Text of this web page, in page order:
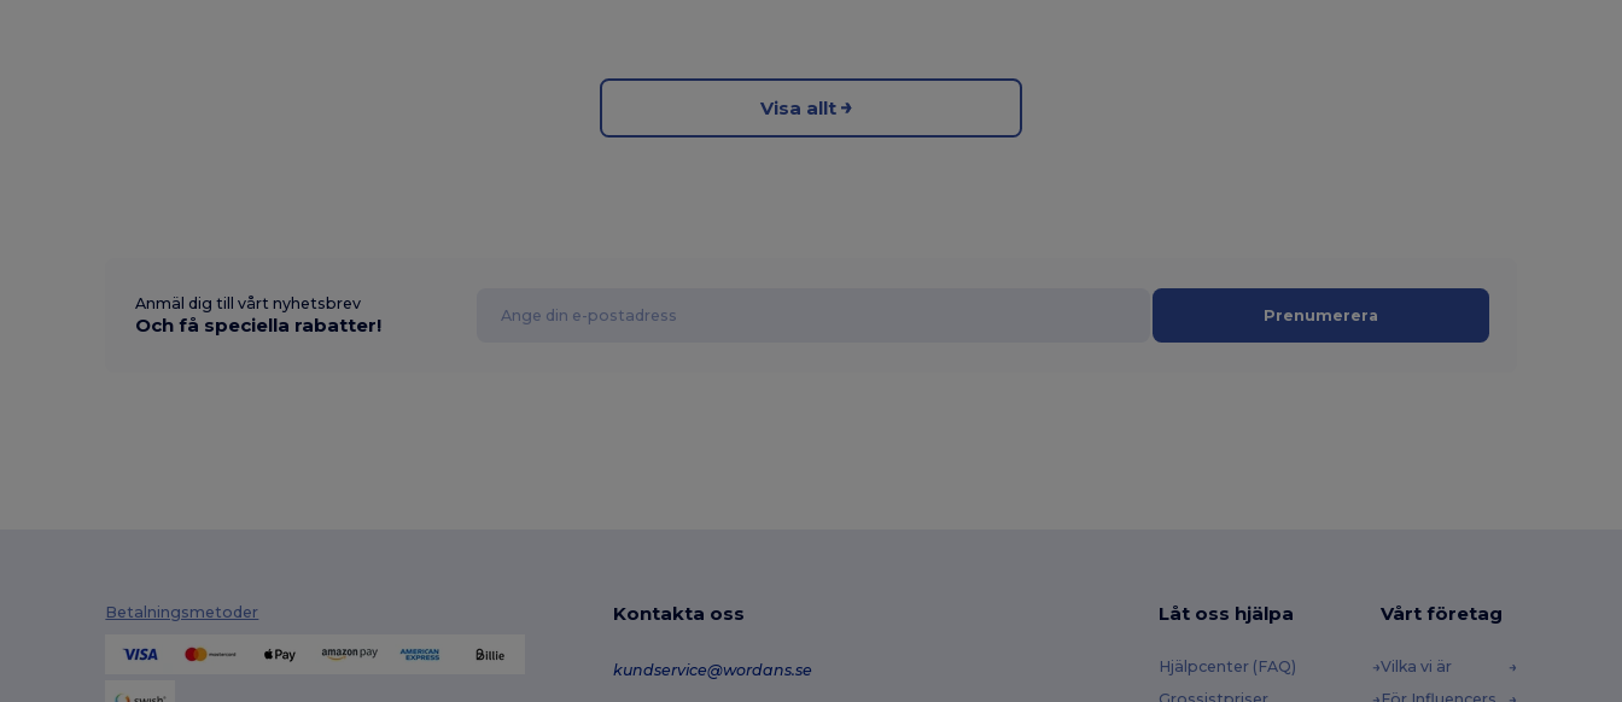
Visa allt
Anmäl dig till vårt nyhetsbrev
Och få speciella rabatter! Prenumerera
Betalningsmetoder Kontakta oss
kundservice@wordans.se
Låt oss hjälpa
Hjälpcenter (FAQ)
Vårt företag
Vilka vi är